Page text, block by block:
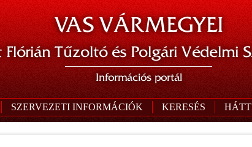
VAS VÁRMEGYEI
Flórián Tűzoltó és Polgári Védelmi
Információs portál
SZERVEZETI INFORMÁCIÓK KERESÉS